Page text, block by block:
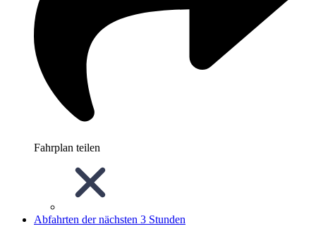
Fahrplan teilen
Abfahrten der nächsten 3 Stunden